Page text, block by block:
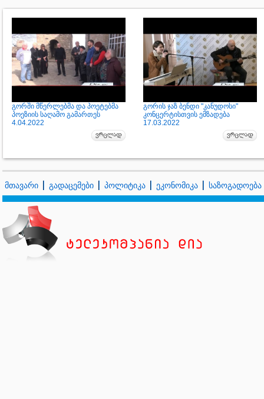
გორში მწერლებმა და პოეტებმა
პოეზიის საღამო გამართეს
4.04.2022
გორის ჯაზ ბენდი "კანუდოსი"
კონცერტისთვის ემზადება
17.03.2022
მთავარი გადაცემები პოლიტიკა ეკონომიკა საზოგადოება